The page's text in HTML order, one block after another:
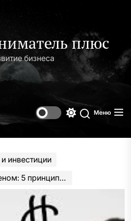
плюс
бизнеса
Поиск
Меню
инвестиции
и 7 направлений организации бизнеса